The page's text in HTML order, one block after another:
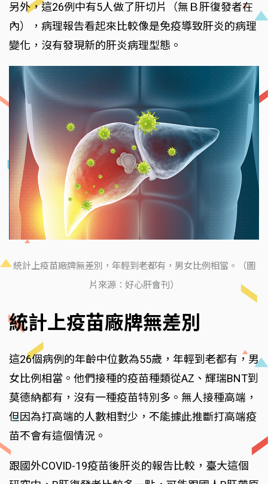
另外，這26例中有5人做了肝切片（無Ｂ肝復發者在
內），病理報告看起來比較像是免疫導致肝炎的病理
變化，沒有發現新的肝炎病理型態。
統計上疫苗廠牌無差別，年輕到老都有，男女比例相當。（圖
片來源：好心肝會刊）
統計上疫苗廠牌無差別
這26個病例的年齡中位數為55歲，年輕到老都有，男
女比例相當。他們接種的疫苗種類從AZ、輝瑞BNT到
莫德納都有，沒有一種疫苗特別多。無人接種高端，
但因為打高端的人數相對少，不能據此推斷打高端疫
苗不會有這個情況。
跟國外COVID-19疫苗後肝炎的報告比較，臺大這個